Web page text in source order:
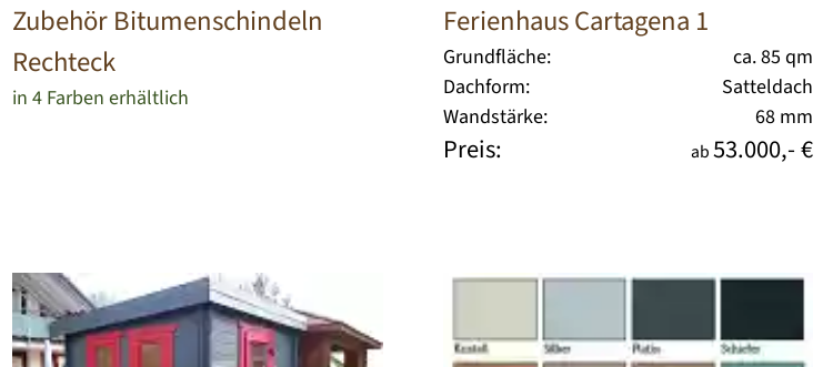
Zubehör Bitumenschindeln
Rechteck
in 4 Farben erhältlich
Ferienhaus Cartagena 1
Grundfläche:
ca. 85 qm
Dachform:
Satteldach
Wandstärke:
68 mm
Preis: ab53.000,- €